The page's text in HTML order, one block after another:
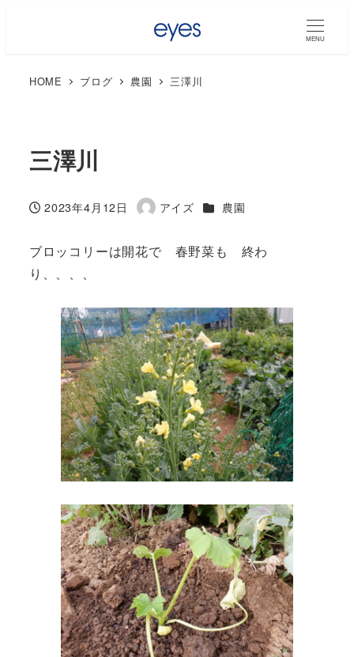
MENU
HOME ブログ 農園 三澤川
三澤川
投稿日
2023年4月12日
著
アイズ カテゴリー
農園
ブロッコリーは開花で 春野菜も 終わ
り、、、、